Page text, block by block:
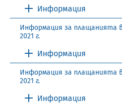
Информация
Информация за плащанията
2021 г.
Информация
Информация за плащанията
2021 г.
Информация